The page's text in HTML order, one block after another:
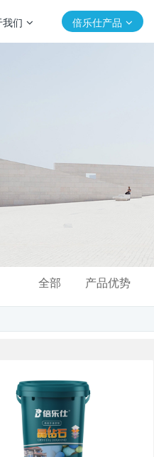
们 倍乐仕产品
全部 产品优势